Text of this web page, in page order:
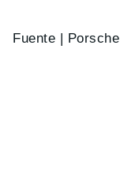
Fuente | Porsche